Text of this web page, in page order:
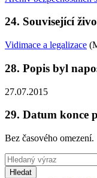
24. Související
Vidimace a legalizace
28. Popis byl
27.07.2015
29. Datum konce
Bez časového omezení.
Hledat